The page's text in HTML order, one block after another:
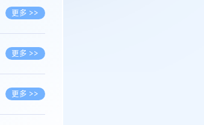
更多 >>
更多 >>
更多 >>